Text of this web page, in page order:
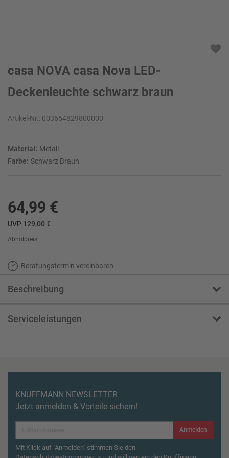
casa NOVA casa Nova LED-
Deckenleuchte schwarz braun
Artikel-Nr.: 003654829800000
Material: Metall
Farbe: Schwarz Braun
64,99 €
UVP 129,00 €
Abholpreis
Beratungstermin vereinbaren
Beschreibung
Serviceleistungen
KNUFFMANN NEWSLETTER
Jetzt anmelden & Vorteile sichern!
Anmelden
Mit Klick auf "Anmelden" stimmen Sie den